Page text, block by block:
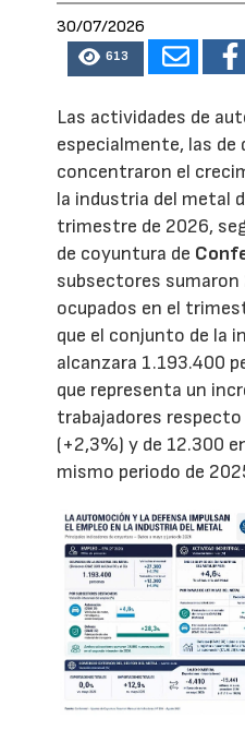
30/07/2026
613
Las actividades de
especialmente, las de
concentraron el
la industria del metal
trimestre de 2026,
de coyuntura de
subsectores
ocupados en el
que el conjunto de la
alcanzara 1.193.400
que representa un
trabajadores
(+2,3%) y de 12.300
mismo periodo de